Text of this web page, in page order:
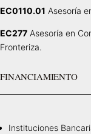
EC0110.01 Asesoría
EC277 Asesoría en
Fronteriza.
FINANCIAMIENTO
Instituciones